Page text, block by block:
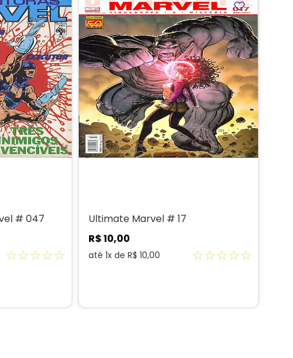
# 047
☆☆☆☆☆
Ultimate Marvel # 17
R$10,00
até 1x de R$ 10,00 ☆☆☆☆☆